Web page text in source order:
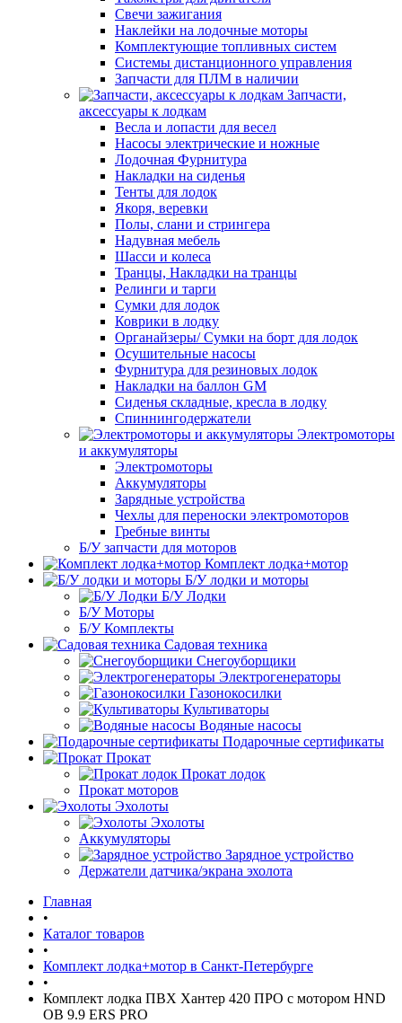
Свечи зажигания
Наклейки на лодочные моторы
Комплектующие топливных систем
Системы дистанционного управления
Запчасти для ПЛМ в наличии
Запчасти,
аксессуары к лодкам
Весла и лопасти для весел
Насосы электрические и ножные
Лодочная Фурнитура
Накладки на сиденья
Тенты для лодок
Якоря, веревки
Полы, слани и стрингера
Надувная мебель
Шасси и колеса
Транцы, Накладки на транцы
Релинги и тарги
Сумки для лодок
Коврики в лодку
Органайзеры/ Сумки на борт для лодок
Осушительные насосы
Фурнитура для резиновых лодок
Накладки на баллон GM
Сиденья складные, кресла в лодку
Спиннингодержатели
Электромоторы
и аккумуляторы
Электромоторы
Аккумуляторы
Зарядные устройства
Чехлы для переноски электромоторов
Гребные винты
Б/У запчасти для моторов
Комплект лодка+мотор
Б/У лодки и моторы
Б/У Лодки
Б/У Моторы
Б/У Комплекты
Садовая техника
Снегоуборщики
Электрогенераторы
Газонокосилки
Культиваторы
Водяные насосы
Подарочные сертификаты
Прокат
Прокат лодок
Прокат моторов
Эхолоты
Эхолоты
Аккумуляторы
Зарядное устройство
Держатели датчика/экрана эхолота
Главная
•
Каталог товаров
•
Комплект лодка+мотор в Санкт-Петербурге
•
Комплект лодка ПВХ Хантер 420 ПРО с мотором HND
OB 9.9 ERS PRO